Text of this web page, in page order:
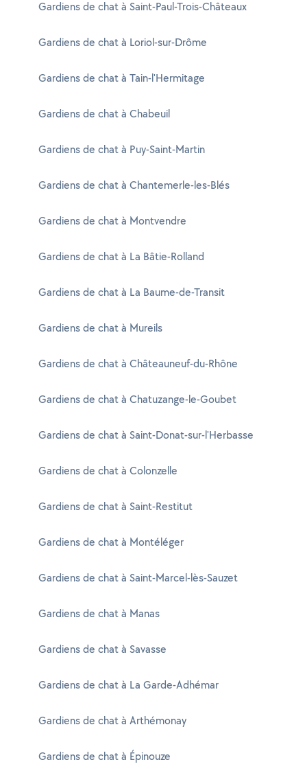
Gardiens de chat à Saint-Paul-Trois-Châteaux
Gardiens de chat à Loriol-sur-Drôme
Gardiens de chat à Tain-l'Hermitage
Gardiens de chat à Chabeuil
Gardiens de chat à Puy-Saint-Martin
Gardiens de chat à Chantemerle-les-Blés
Gardiens de chat à Montvendre
Gardiens de chat à La Bâtie-Rolland
Gardiens de chat à La Baume-de-Transit
Gardiens de chat à Mureils
Gardiens de chat à Châteauneuf-du-Rhône
Gardiens de chat à Chatuzange-le-Goubet
Gardiens de chat à Saint-Donat-sur-l'Herbasse
Gardiens de chat à Colonzelle
Gardiens de chat à Saint-Restitut
Gardiens de chat à Montéléger
Gardiens de chat à Saint-Marcel-lès-Sauzet
Gardiens de chat à Manas
Gardiens de chat à Savasse
Gardiens de chat à La Garde-Adhémar
Gardiens de chat à Arthémonay
Gardiens de chat à Épinouze